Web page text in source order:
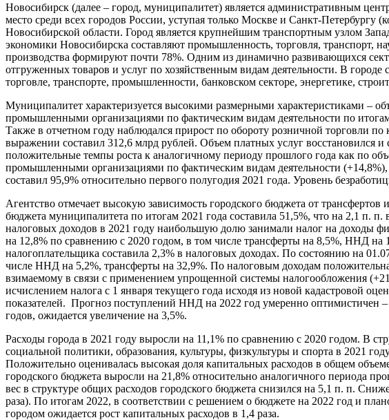
Новосибирск (далее – город, муниципалитет) является административным
место среди всех городов России, уступая только Москве и Санкт-
Новосибирской области. Город является крупнейшим транспортным узлом
экономики Новосибирска составляют промышленность, торговля, транспорт,
производства формируют почти 78%. Одним из динамично развивающихся
отгруженных товаров и услуг по хозяйственным видам деятельности. В
торговле, транспорте, промышленности, банковском секторе, энергетике,
Муниципалитет характеризуется высокими размерными характеристиками –
промышленными организациями по фактическим видам деятельности по
Также в отчетном году наблюдался прирост по обороту розничной торговли
выражении составил 312,6 млрд рублей. Объем платных услуг восстановился
положительные темпы роста к аналогичному периоду прошлого года как по
промышленными организациями по фактическим видам деятельности
составил 95,9% относительно первого полугодия 2021 года. Уровень
Агентство отмечает высокую зависимость городского бюджета от
бюджета муниципалитета по итогам 2021 года составила 51,5%, что на 2,1 п.
налоговых доходов в 2021 году наибольшую долю занимали налог на доходы
на 12,8% по сравнению с 2020 годом, в том числе трансферты на 8,5%, ННД
налогоплательщика составила 2,3% в налоговых доходах. По состоянию на
числе ННД на 5,2%, трансферты на 32,9%. По налоговым доходам
взимаемому в связи с применением упрощенной системы налогообложения
исчислением налога с 1 января текущего года исходя из новой кадастровой
показателей. Прогноз поступлений ННД на 2022 год умеренно оптимистичен
годов, ожидается увеличение на 3,5%.
Расходы города в 2021 году выросли на 11,1% по сравнению с 2020 годом. В
социальной политики, образования, культуры, физкультуры и спорта в 2021
Положительно оценивалась высокая доля капитальных расходов в общем
городского бюджета выросли на 21,8% относительно аналогичного периода
вес в структуре общих расходов городского бюджета снизился на 5,1 п. п.
раза). По итогам 2022, в соответствии с решением о бюджете на 2022 год и
городом ожидается рост капитальных расходов в 1,4 раза.